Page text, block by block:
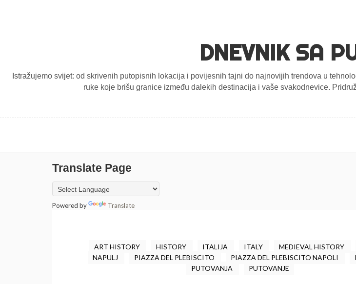
DNEVNIK SA
Istražujemo svijet: od skrivenih putopisnih lokacija i povijesnih tajni do najnovijih trendova u
ruke koje brišu granice između dalekih destinacija i vaše svakodnevice.
Translate Page
Powered by Translate
ART HISTORY HISTORY ITALIJA ITALY MEDIEVAL HISTORY
NAPULJ
PIAZZA DEL PLEBISCITO PIAZZA DEL PLEBISCITO NAPOLI
PUTOVANJA
PUTOVANJE